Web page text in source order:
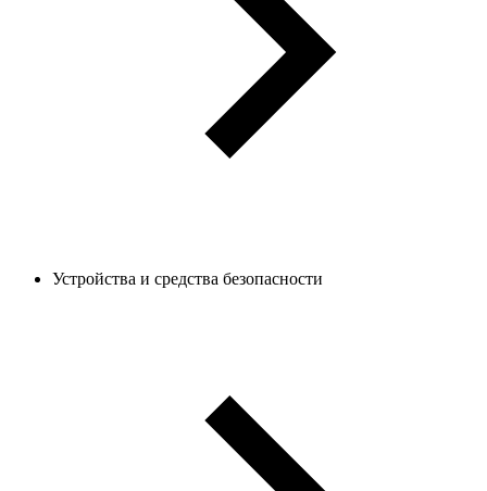
Устройства и средства безопасности